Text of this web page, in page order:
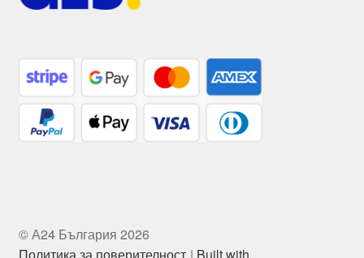
© А24 България 2026
Политика за поверителност
Built with